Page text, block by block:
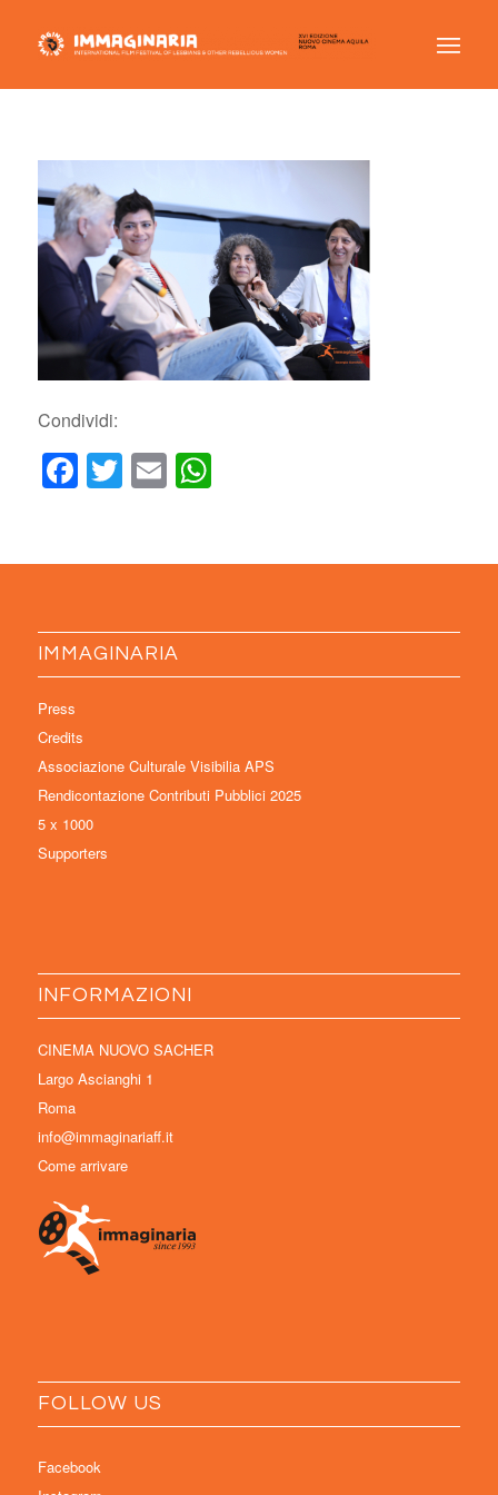
Condividi:
Facebook
Twitter
EmailWhatsApp
IMMAGINARIA
Press
Credits
Associazione Culturale Visibilia APS
Rendicontazione Contributi Pubblici 2025
5 x 1000
Supporters
INFORMAZIONI
CINEMA NUOVO SACHER
Largo Ascianghi 1
Roma
info@immaginariaff.it
Come arrivare
FOLLOW US
Facebook